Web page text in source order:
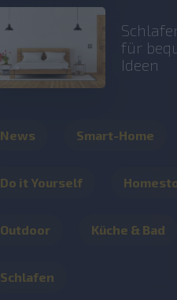
für
Ideen
News Smart-Home
Do it Yourself
Outdoor Küche & Bad
Schlafen